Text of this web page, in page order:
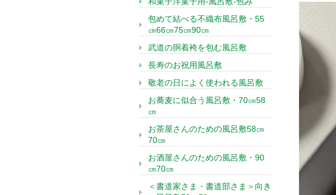
包めて結べる不織布風呂敷・55
㎝66㎝75㎝90㎝
武道の胴着袴を包む風呂敷
長寿のお祝用風呂敷
敬老の日によく使われる風呂敷
お蕎麦に似合う風呂敷・70㎝58
㎝
お茶屋さんのための風呂敷58㎝
70㎝
お酒屋さんのための風呂敷・90
㎝70㎝
＜書道家さま・書道部さま＞向き